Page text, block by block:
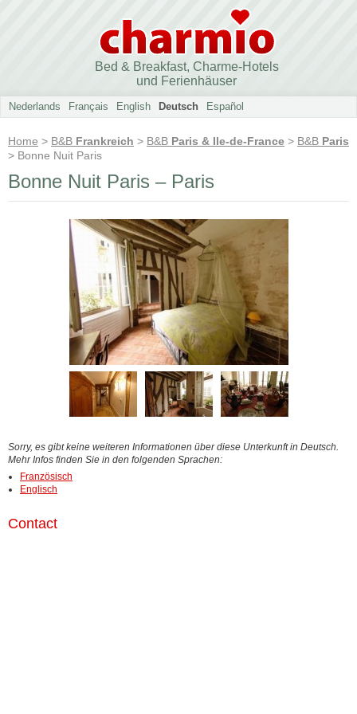
Bed & Breakfast, Charme-Hotels
und Ferienhäuser
Nederlands Français English Deutsch Español
Home > B&B Frankreich > B&B Paris & Ile-de-France > B&B Paris
> Bonne Nuit Paris
Bonne Nuit Paris – Paris
Sorry, es gibt keine weiteren Informationen über diese Unterkunft in Deutsch.
Mehr Infos finden Sie in den folgenden Sprachen:
Französisch
Englisch
Contact